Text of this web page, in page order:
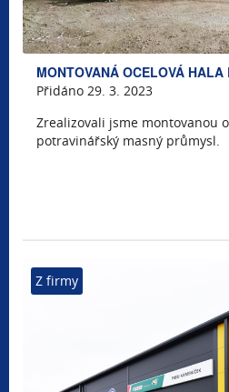
MONTOVANÁ OCELOVÁ
Přidáno 29. 3. 2023
Zrealizovali jsme montovanou
potravinářský masný průmysl.
Z firmy